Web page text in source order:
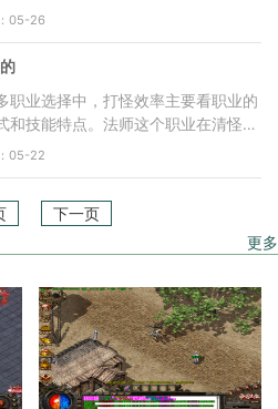
刀刀到肉的快感，更是冲着它们身上
05-26
职业选择中，打怪效率主要看职业的
和技能特点。法师这个职业在清怪速
非常突出，因为它们拥有强大的远程
05-22
下一页
更多